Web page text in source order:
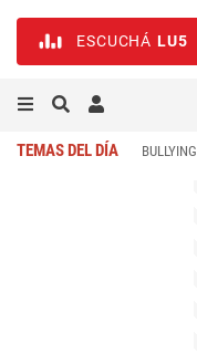
ESCUCHÁ LU5
TEMAS DEL DÍA BULLYING